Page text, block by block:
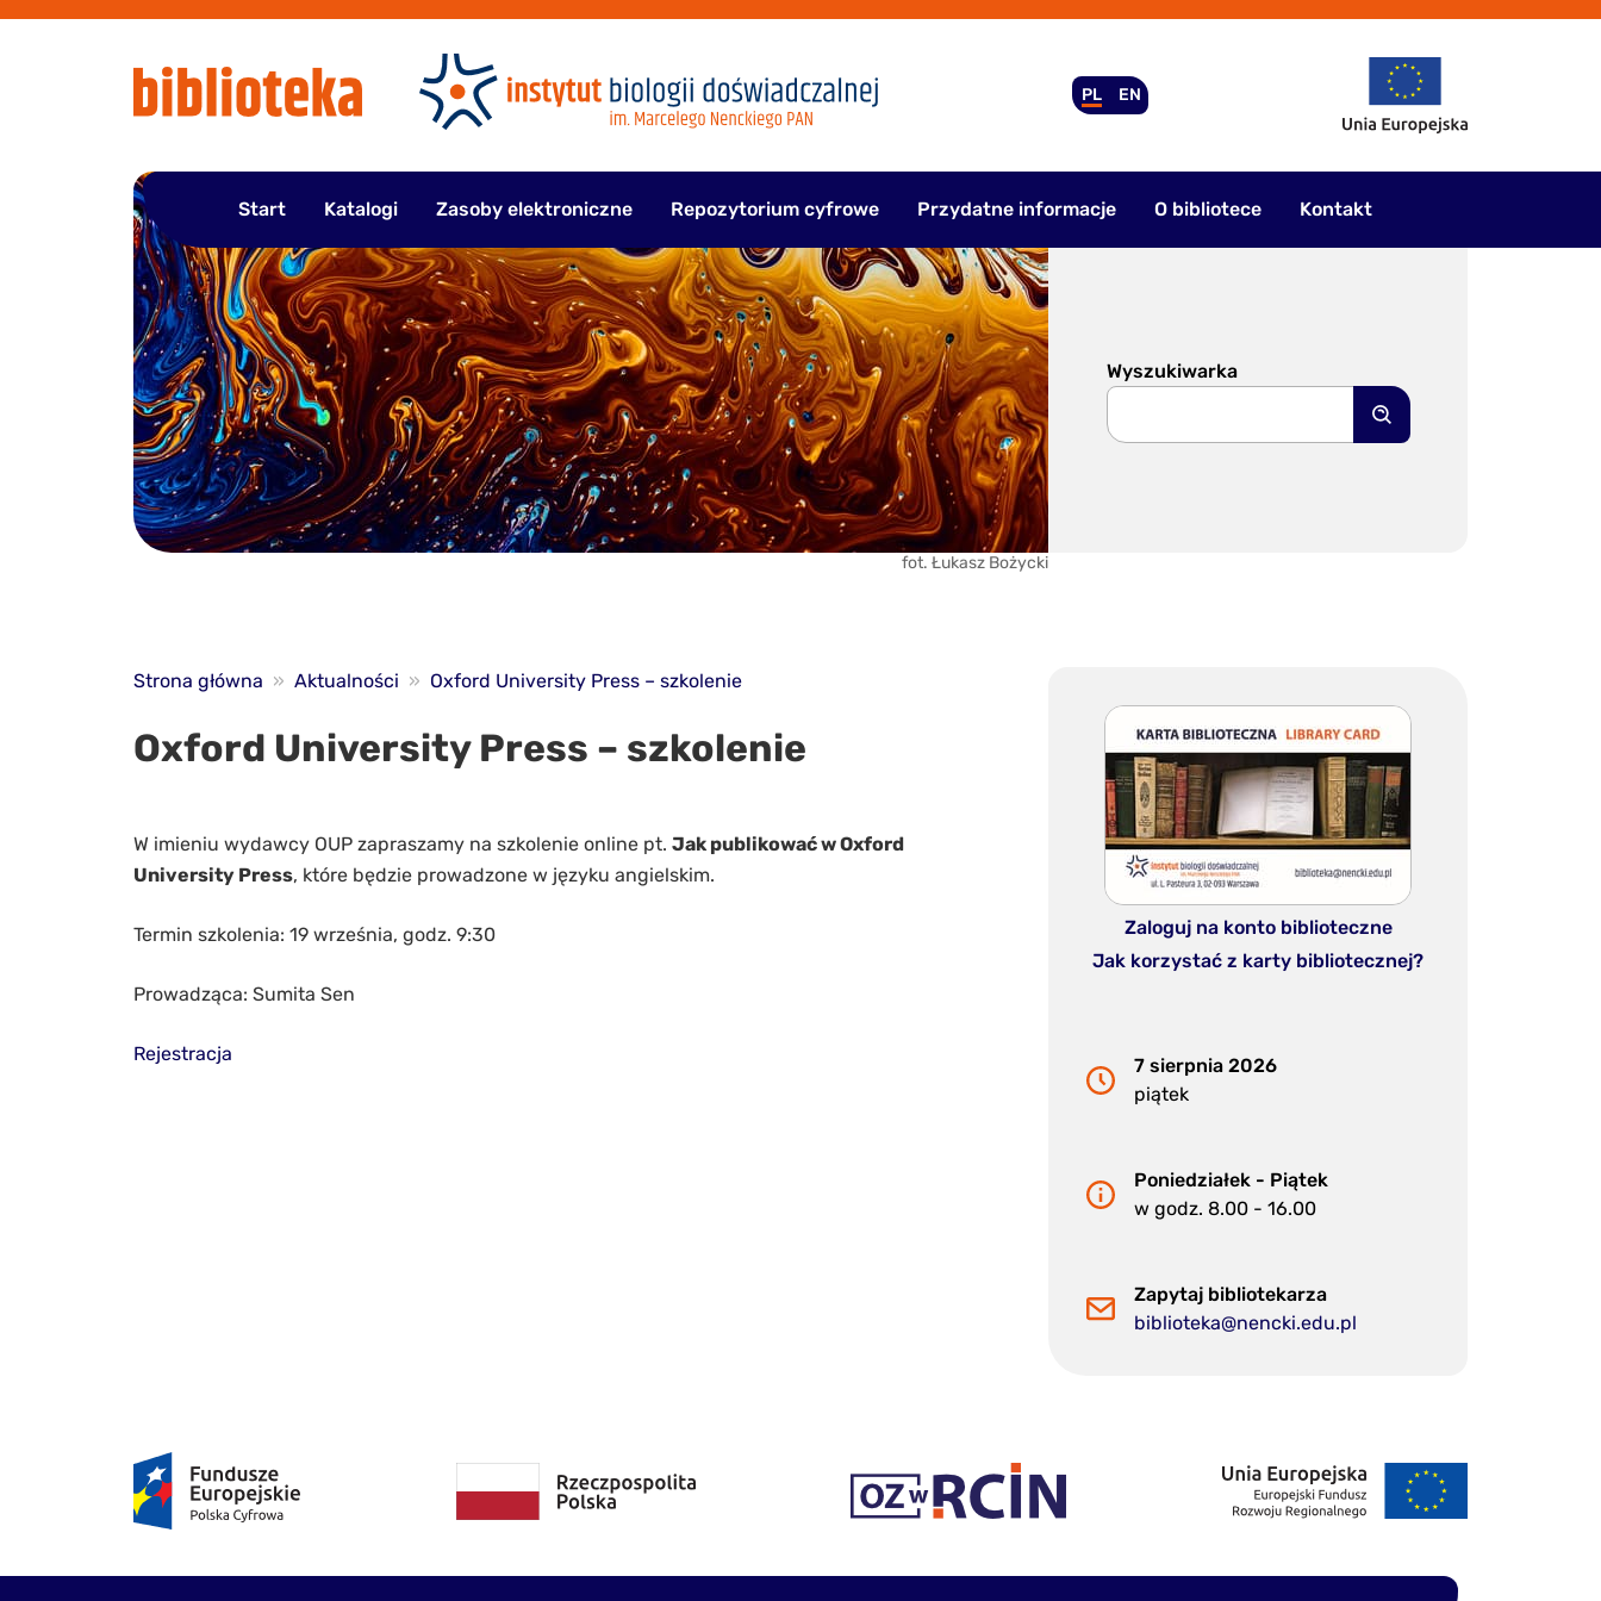
PL EN
Start Katalogi Zasoby elektroniczne Repozytorium cyfrowe Przydatne informacje O bibliotece Kontakt
fot. Łukasz Bożycki
Wyszukiwarka
Szukaj
Strona główna » Aktualności » Oxford University Press – szkolenie
Oxford University Press – szkolenie
W imieniu wydawcy OUP zapraszamy na szkolenie online pt. Jak publikować w Oxford
University Press, które będzie prowadzone w języku angielskim.
Termin szkolenia: 19 września, godz. 9:30
Prowadząca: Sumita Sen
Rejestracja
Zaloguj na konto biblioteczne
Jak korzystać z karty bibliotecznej?
7 sierpnia 2026
piątek
Poniedziałek - Piątek
w godz. 8.00 - 16.00
Zapytaj bibliotekarza
biblioteka@nencki.edu.pl